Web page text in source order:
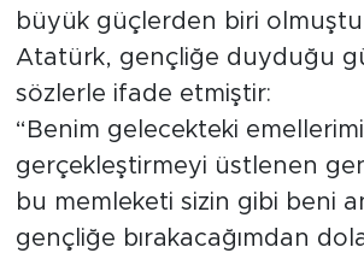
büyük güçlerden biri
Atatürk, gençliğe duyduğu
sözlerle ifade etmiştir:
“Benim gelecekteki emellerimi
gerçekleştirmeyi üstlenen
bu memleketi sizin gibi beni
gençliğe bırakacağımdan